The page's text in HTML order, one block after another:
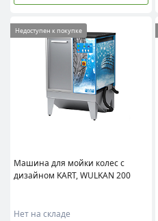
Недоступен к покупке
Машина для мойки колес с
дизайном KART, WULKAN 200
Нет на складе